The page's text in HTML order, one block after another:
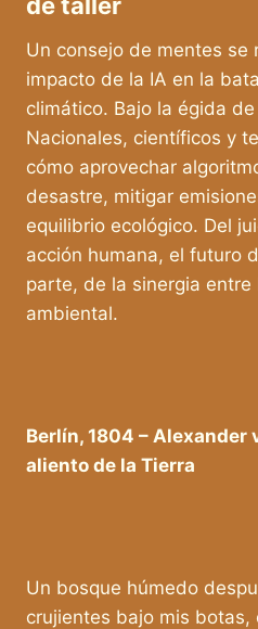
Un consejo de mentes se
impacto de la IA en la
climático. Bajo la égida
Nacionales, científicos y
cómo aprovechar
desastre, mitigar
equilibrio ecológico. Del
acción humana, el futuro
parte, de la sinergia entre
ambiental.
Berlín, 1804 – Alexander
aliento de la Tierra
Un bosque húmedo
crujientes bajo mis botas,